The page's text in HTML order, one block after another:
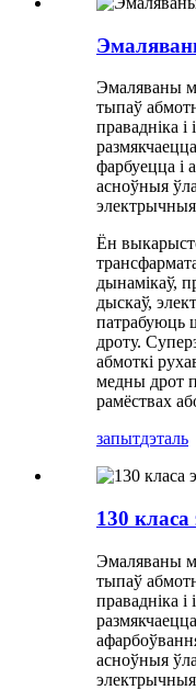
Эмаляваны
тыпаў
правадніка
фарбуецца і
асноўныя
Ён
дынамікаў,
дыскаў,
патрабуюць
дроту.
абмоткі
медны дрот
рамёствах
запытдэталь
130
Эмаляваны
тыпаў
правадніка
асноўныя